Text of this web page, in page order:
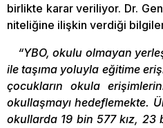
birlikte karar veriliyor. Dr.
niteliğine ilişkin verdiği
“YBO, okulu olmayan
ile taşıma yoluyla eğitime
çocukların okula
okullaşmayı hedeflemekte.
okullarda 19 bin 577 kız,